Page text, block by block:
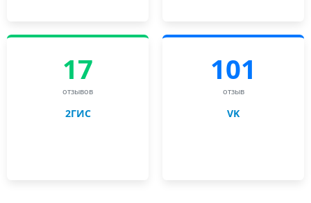
17
отзывов
2ГИС
101
отзыв
VK